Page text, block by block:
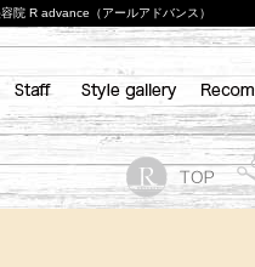
院 R advance（アールアドバンス）